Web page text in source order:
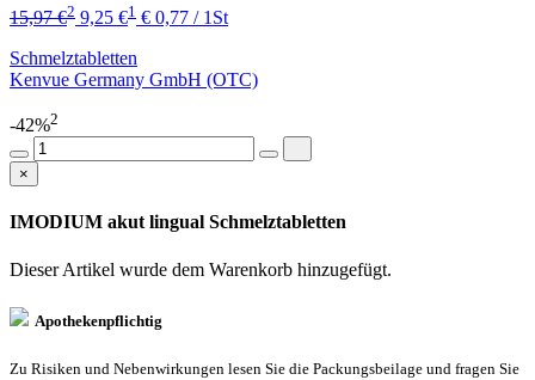
15,97 €2 9,25 €1 € 0,77 / 1St
Schmelztabletten
Kenvue Germany GmbH (OTC)
-42%2
×
IMODIUM akut lingual Schmelztabletten
Dieser Artikel wurde dem Warenkorb hinzugefügt.
Apothekenpflichtig
Zu Risiken und Nebenwirkungen lesen Sie die Packungsbeilage und fragen Sie